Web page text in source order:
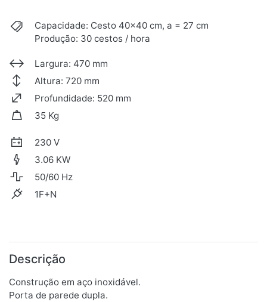
Capacidade: Cesto 40x40 cm, a = 27 cm
Produção: 30 cestos / hora
Largura: 470 mm
Altura: 720 mm
Profundidade: 520 mm
35 Kg
230 V
3.06 KW
50/60 Hz
1F+N
Descrição
Construção em aço inoxidável.
Porta de parede dupla.